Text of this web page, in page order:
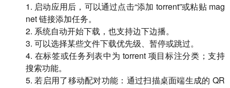
1. 启动应用后，可以通过点击“添加 torrent”或粘贴 mag
net 链接添加任务。
2. 系统自动开始下载，也支持边下边播。
3. 可以选择某些文件下载优先级、暂停或跳过。
4. 在标签或任务列表中为 torrent 项目标注分类；支持
搜索功能。
5. 若启用了移动配对功能：通过扫描桌面端生成的 QR